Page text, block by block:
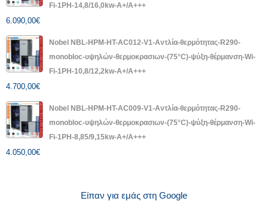
Fi-1PH-14,8/16,0kw-A+/A+++
6.090,00€
Nobel NBL-HPM-HT-AC012-V1-Αντλία-θερμότητας-R290-
monobloc-υψηλών-θερμοκρασιων-(75°C)-ψύξη-θέρμανση-Wi-
Fi-1PH-10,8/12,2kw-A+/A+++
4.700,00€
Nobel NBL-HPM-HT-AC009-V1-Αντλία-θερμότητας-R290-
monobloc-υψηλών-θερμοκρασιων-(75°C)-ψύξη-θέρμανση-Wi-
Fi-1PH-8,85/9,15kw-A+/A+++
4.050,00€
Είπαν για εμάς στη Google